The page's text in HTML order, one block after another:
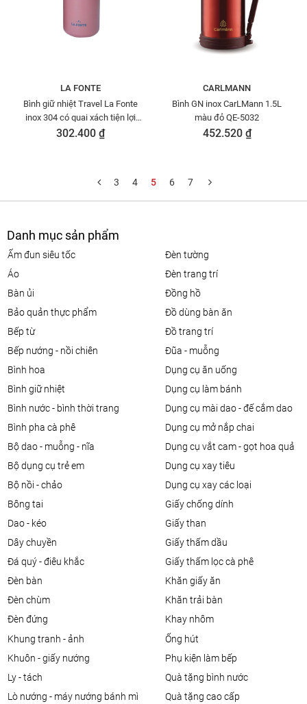
LA FONTE
Bình giữ nhiệt Travel La Fonte
inox 304 có quai xách tiện lợi
470ml-010245-PIN
302.400 ₫
CARLMANN
Bình GN inox CarLMann 1.5L
màu đỏ QE-5032
452.520 ₫
3 4 5 6 7
Danh mục sản phẩm
ấm đun siêu tốc
áo
bàn ủi
bảo quản thực phẩm
bếp từ
bếp nướng - nồi chiên
bình hoa
bình giữ nhiệt
bình nước - bình thời trang
bình pha cà phê
bộ dao - muỗng - nĩa
bộ dụng cụ trẻ em
bộ nồi - chảo
bông tai
dao - kéo
dây chuyền
đá quý - điêu khắc
đèn bàn
đèn chùm
đèn đứng
đèn tường
đèn trang trí
đồng hồ
đồ dùng bàn ăn
đồ trang trí
đũa - muỗng
dụng cụ ăn uống
dụng cụ làm bánh
dụng cụ mài dao - đế cắm dao
dụng cụ mở nắp chai
dụng cụ vắt cam - gọt hoa quả
dụng cụ xay tiêu
dụng cụ xay các loại
giấy chống dính
giấy than
giấy thấm dầu
giấy thấm lọc cà phê
khăn giấy ăn
khăn trải bàn
khay nhôm
khung tranh - ảnh
khuôn - giấy nướng
ly - tách
lò nướng - máy nướng bánh mì
ống hút
phụ kiện làm bếp
quà tặng bình nước
quà tặng cao cấp